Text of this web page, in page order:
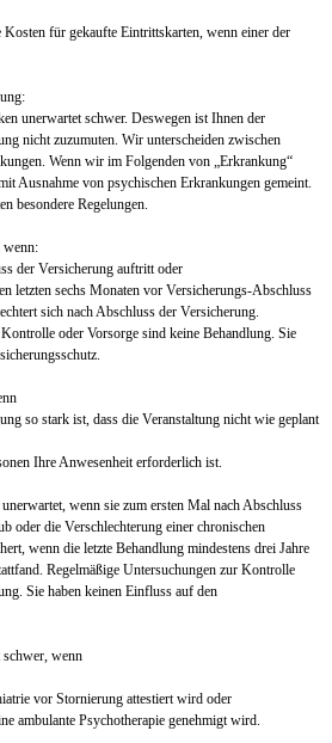
für gekaufte Eintrittskarten, wenn einer der
unerwartet schwer. Deswegen ist Ihnen der
nicht zuzumuten. Wir unterscheiden zwischen
Wenn wir im Folgenden von „Erkrankung“
Ausnahme von psychischen Erkrankungen gemeint.
besondere Regelungen.
wenn:
der Versicherung auftritt oder
letzten sechs Monaten vor Versicherungs-Abschluss
sich nach Abschluss der Versicherung.
oder Vorsorge sind keine Behandlung. Sie
so stark ist, dass die Veranstaltung nicht wie geplant
Ihre Anwesenheit erforderlich ist.
wenn sie zum ersten Mal nach Abschluss
oder die Verschlechterung einer chronischen
wenn die letzte Behandlung mindestens drei Jahre
Regelmäßige Untersuchungen zur Kontrolle
Sie haben keinen Einfluss auf den
wenn
vor Stornierung attestiert wird oder
ambulante Psychotherapie genehmigt wird.